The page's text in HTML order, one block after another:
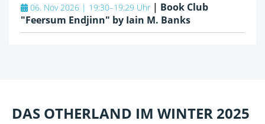
06. Nov 2026 | 19:30–19:29 Uhr | Book Club
"Feersum Endjinn" by Iain M. Banks
DAS OTHERLAND IM WINTER 2025